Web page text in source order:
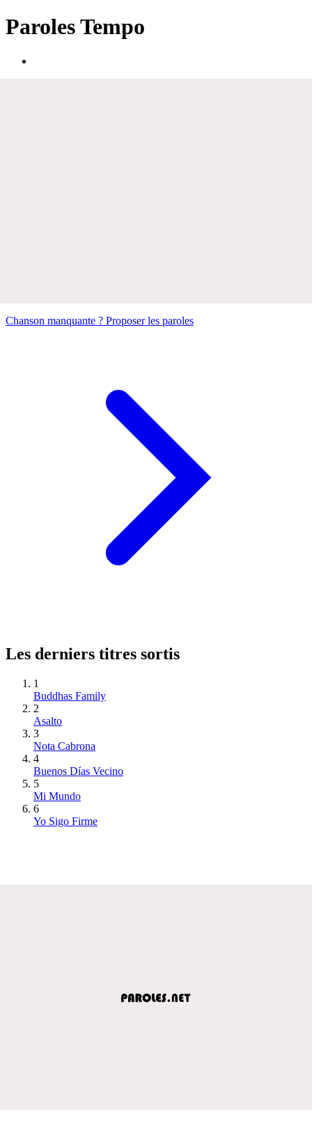
ParolesTempo
Chanson manquante ? Proposer les paroles
Les derniers titres sortis
1
Buddhas Family
2
Asalto
3
Nota Cabrona
4
Buenos Días Vecino
5
Mi Mundo
6
Yo Sigo Firme